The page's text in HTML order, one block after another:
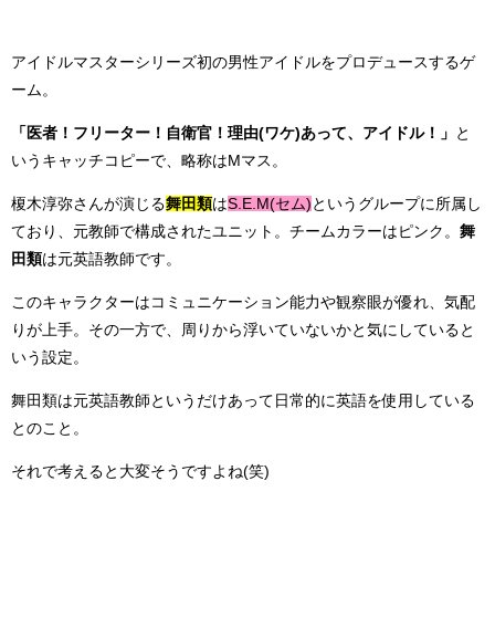
アイドルマスターシリーズ初の男性アイドルをプロデュースするゲ
ーム。
「医者！フリーター！自衛官！理由(ワケ)あって、アイドル！」
と
いうキャッチコピーで、略称はMマス。
榎木淳弥さんが演じる舞田類はS.E.M(セム) というグループに所属し
ており、元教師で構成されたユニット。チームカラーはピンク。 舞
田類は元英語教師です。
このキャラクターはコミュニケーション能力や観察眼が優れ、気配
りが上手。その一方で、周りから浮いていないかと気にしていると
いう設定。
舞田類は元英語教師というだけあって日常的に英語を使用している
とのこと。
それで考えると大変そうですよね(笑)